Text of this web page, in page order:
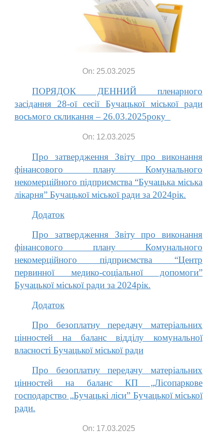
On: 25.03.2025
ПОРЯДОК ДЕННИЙ пленарного
засідання 28-ої cесії Бучацької міської ради
восьмого скликання – 26.03.2025року
On: 12.03.2025
Про затвердження Звіту про виконання
фінансового плану Комунального
некомерційного підприємства “Бучацька міська
лікарня” Бучацької міської ради за 2024рік.
Додаток
Про затвердження Звіту про виконання
фінансового плану Комунального
некомерційного підприємства “Центр
первинної медико-соціальної допомоги”
Бучацької міської ради за 2024рік.
Додаток
Про безоплатну передачу матеріальних
цінностей на баланс відділу комунальної
власності Бучацької міської ради
Про безоплатну передачу матеріальних
цінностей на баланс КП „Лісопаркове
господарство „Бучацькі ліси” Бучацької міської
ради.
On: 17.03.2025